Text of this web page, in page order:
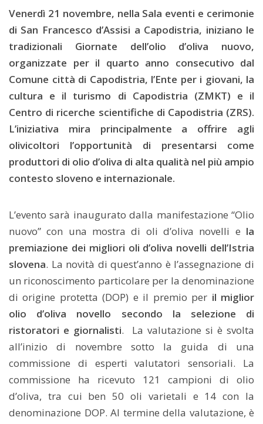
Venerdì 21 novembre, nella Sala eventi e cerimonie
di San Francesco d’Assisi a Capodistria, iniziano le
tradizionali Giornate dell’olio d’oliva nuovo,
organizzate per il quarto anno consecutivo dal
Comune città di Capodistria, l’Ente per i giovani, la
cultura e il turismo di Capodistria (ZMKT) e il
Centro di ricerche scientifiche di Capodistria (ZRS).
L’iniziativa mira principalmente a offrire agli
olivicoltori l’opportunità di presentarsi come
produttori di olio d’oliva di alta qualità nel più ampio
contesto sloveno e internazionale.
L’evento sarà inaugurato dalla manifestazione “Olio
nuovo” con una mostra di oli d’oliva novelli e la
premiazione dei migliori oli d’oliva novelli dell’Istria
slovena. La novità di quest’anno è l’assegnazione di
un riconoscimento particolare per la denominazione
di origine protetta (DOP) e il premio per il miglior
olio d’oliva novello secondo la selezione di
ristoratori e giornalisti. La valutazione si è svolta
all’inizio di novembre sotto la guida di una
commissione di esperti valutatori sensoriali. La
commissione ha ricevuto 121 campioni di olio
d’oliva, tra cui ben 50 oli varietali e 14 con la
denominazione DOP. Al termine della valutazione, è